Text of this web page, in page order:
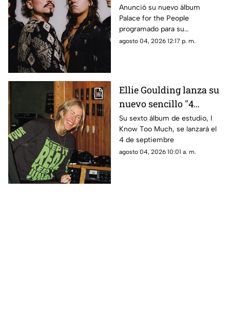
you stand"
Anunció su nuevo álbum
Palace for the People
programado para su
lanzamiento el 9 de octubre
agosto 04, 2026 12:17 p. m.
Ellie Goulding lanza su
nuevo sencillo "4
seasons"
Su sexto álbum de estudio, I
Know Too Much, se lanzará el
4 de septiembre
agosto 04, 2026 10:01 a. m.